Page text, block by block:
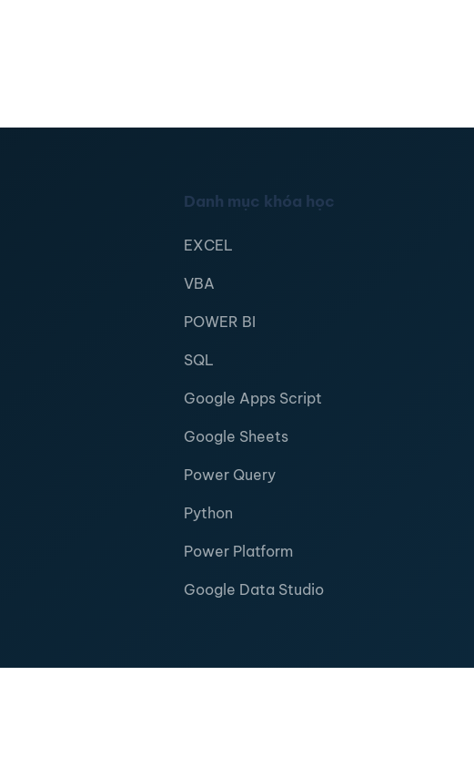
Danh mục khóa học
EXCEL
VBA
POWER BI
SQL
Google Apps Script
Google Sheets
Power Query
Python
Power Platform
Google Data Studio